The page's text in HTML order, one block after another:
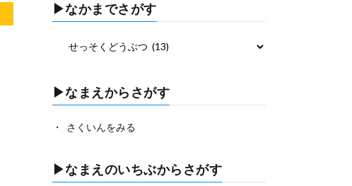
▶なかまでさがす
▶なまえからさがす
さくいんをみる
▶なまえのいちぶからさがす